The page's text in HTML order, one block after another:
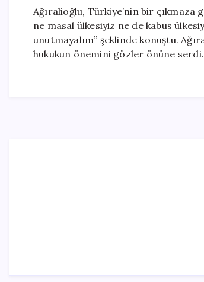
Ağıralioğlu, Türkiye’nin bir
ne masal ülkesiyiz ne de kabus
unutmayalım” şeklinde konuştu.
hukukun önemini gözler önüne serdi.